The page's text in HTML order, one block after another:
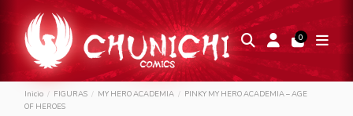
0
Inicio FIGURAS MY HERO ACADEMIA
PINKY MY HERO ACADEMIA – AGE
OF HEROES